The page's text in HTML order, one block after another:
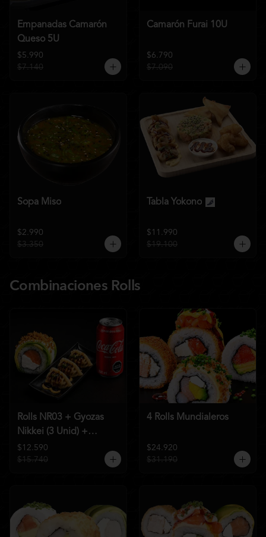
Empanadas Camarón
Queso 5U
$5.990
$7.140
Camarón Furai 10U
$6.790
$7.090
Sopa Miso
$2.990
$3.350
Tabla Yokono
$11.990
$19.100
Combinaciones Rolls
Rolls NR03 + Gyozas
Nikkei (3 Unid) +
Bebida a elección
$12.590
$15.740
4 Rolls Mundialeros
$24.920
$31.190